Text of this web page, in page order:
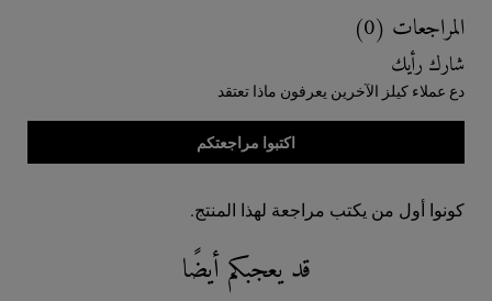
المراجعات (0)
شارك رأيك
دع عملاء كيلز الآخرين يعرفون ماذا تعتقد
اكتبوا مراجعتكم
كونوا أول من يكتب مراجعة لهذا المنتج.
قد يعجبكم أيضًا